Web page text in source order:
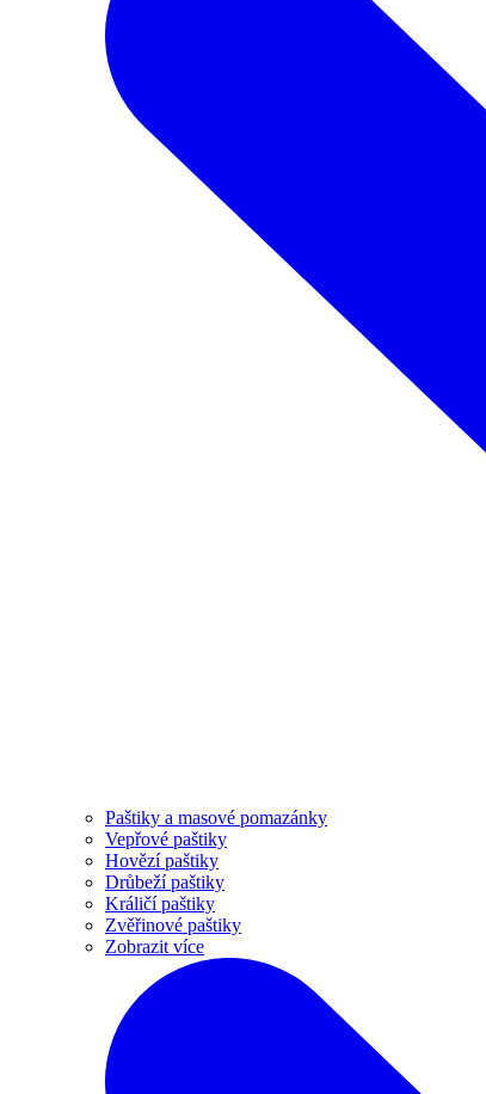
Paštiky a masové pomazánky
Vepřové paštiky
Hovězí paštiky
Drůbeží paštiky
Králičí paštiky
Zvěřinové paštiky
Zobrazit více